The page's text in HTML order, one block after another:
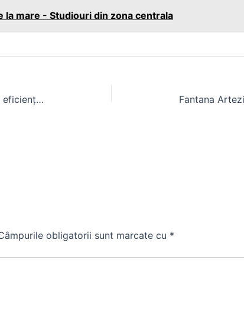
la mare - Studiouri din zona centrala
Accesorii tractoare mici: soluții pentru eficiență în agricultura la scară redusă
obligatorii sunt marcate cu *